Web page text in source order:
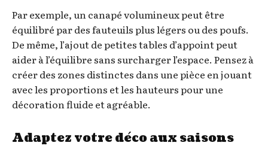
Par exemple, un canapé volumineux peut être
équilibré par des fauteuils plus légers ou des poufs.
De même, l’ajout de petites tables d’appoint peut
aider à l’équilibre sans surcharger l’espace. Pensez à
créer des zones distinctes dans une pièce en jouant
avec les proportions et les hauteurs pour une
décoration fluide et agréable.
Adaptez votre déco aux saisons